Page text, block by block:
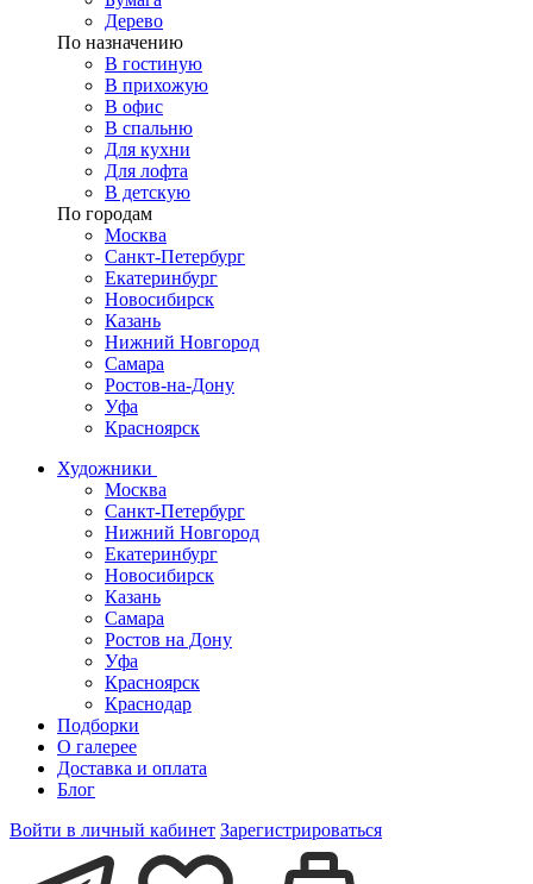
Дерево
По назначению
В гостиную
В прихожую
В офис
В спальню
Для кухни
Для лофта
В детскую
По городам
Москва
Санкт-Петербург
Екатеринбург
Новосибирск
Казань
Нижний Новгород
Самара
Ростов-на-Дону
Уфа
Красноярск
Художники
Москва
Санкт-Петербург
Нижний Новгород
Екатеринбург
Новосибирск
Казань
Самара
Ростов на Дону
Уфа
Красноярск
Краснодар
Подборки
О галерее
Доставка и оплата
Блог
Войти в личный кабинет Зарегистрироваться